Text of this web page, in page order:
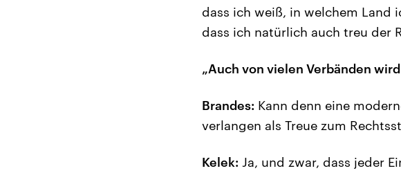
dass ich weiß, in welchem Land
dass ich natürlich auch treu der
„Auch von vielen Verbänden
Brandes: Kann denn eine
verlangen als Treue zum
Kelek: Ja, und zwar, dass jeder